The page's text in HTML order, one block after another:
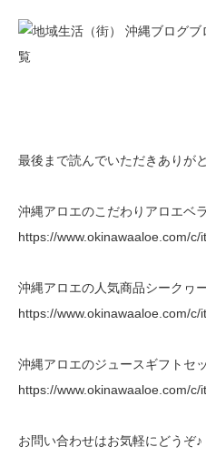
最後まで読んでいただきありが
沖縄アロエのこだわりアロエベ
https://www.okinawaaloe.com/c/
沖縄アロエの人気商品シークヮ
https://www.okinawaaloe.com/c/
沖縄アロエのジュースギフトセ
https://www.okinawaaloe.com/
お問い合わせはお気軽にどうぞ♪